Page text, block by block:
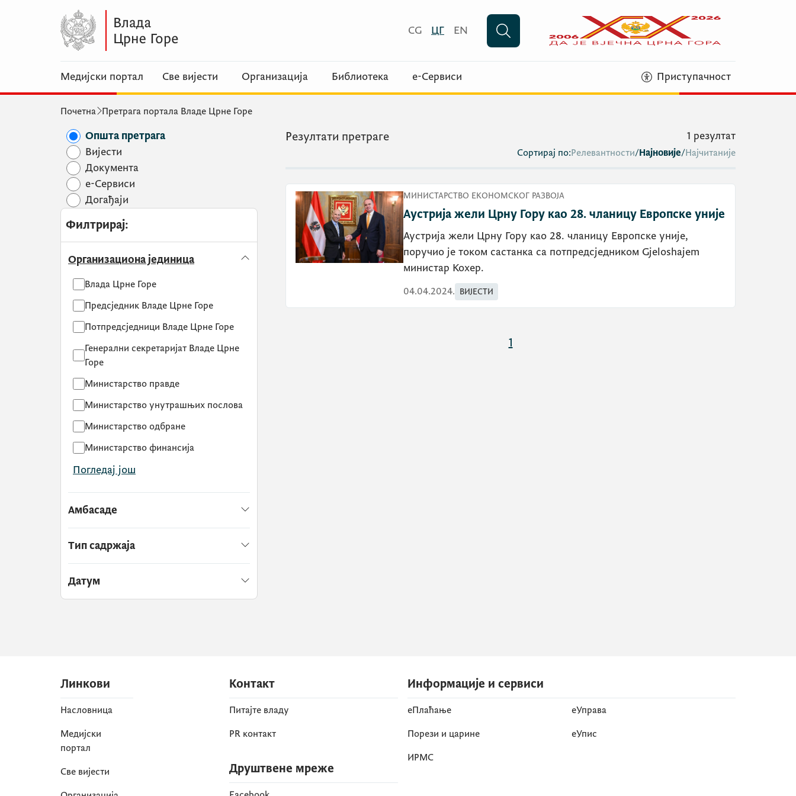
CG ЦГ EN
Медијски портал Све вијести Организација Библиотека е-Сервиси Приступачност
Почетна Претрага портала Владе Црне Горе
Општа претрага
Вијести
Документа
e-Сервиси
Догађаји
Филтрирај:
Организациона јединица
Влада Црне Горе
Предсједник Владе Црне Горе
Потпредсједници Владе Црне Горе
Генерални секретаријат Владе Црне
Горе
Министарство правде
Министарство унутрашњих послова
Министарство одбране
Министарство финансија
Погледај још
Амбасаде
Тип садржаја
Датум
Резултати претраге 1 резултат
Сортирај по:Релевантности/Најновије/Најчитаније
МИНИСТАРСТВО ЕКОНОМСКОГ РАЗВОЈА
Аустрија жели Црну Гору као 28. чланицу Европске уније
Аустрија жели Црну Гору као 28. чланицу Европске уније,
поручио је током састанка са потпредсједником Gjeloshajem
министар Кохер.
04.04.2024. ВИЈЕСТИ
1
Линкови
Насловница
Медијски
портал
Све вијести
Контакт
Питајте владу
PR контакт
Друштвене мреже
Информације и сервиси
eПлаћање
еУправа
Порези и царине
eУпис
ИРМС